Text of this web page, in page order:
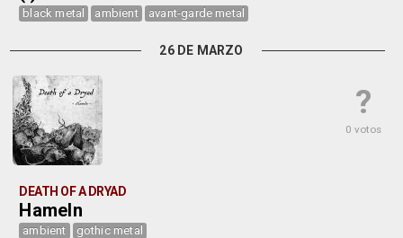
black metal ambient avant-garde metal
26 DE MARZO
?
0 votos
DEATH OF A DRYAD
Hameln
ambient gothic metal